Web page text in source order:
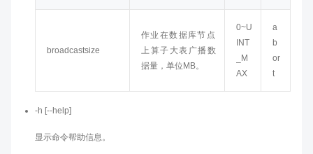
broadcastsize
作业在数据库节点
上算子大表广播数
据量，单位MB。
0~U
INT
_M
AX
a
b
or
t
-h [--help]
显示命令帮助信息。